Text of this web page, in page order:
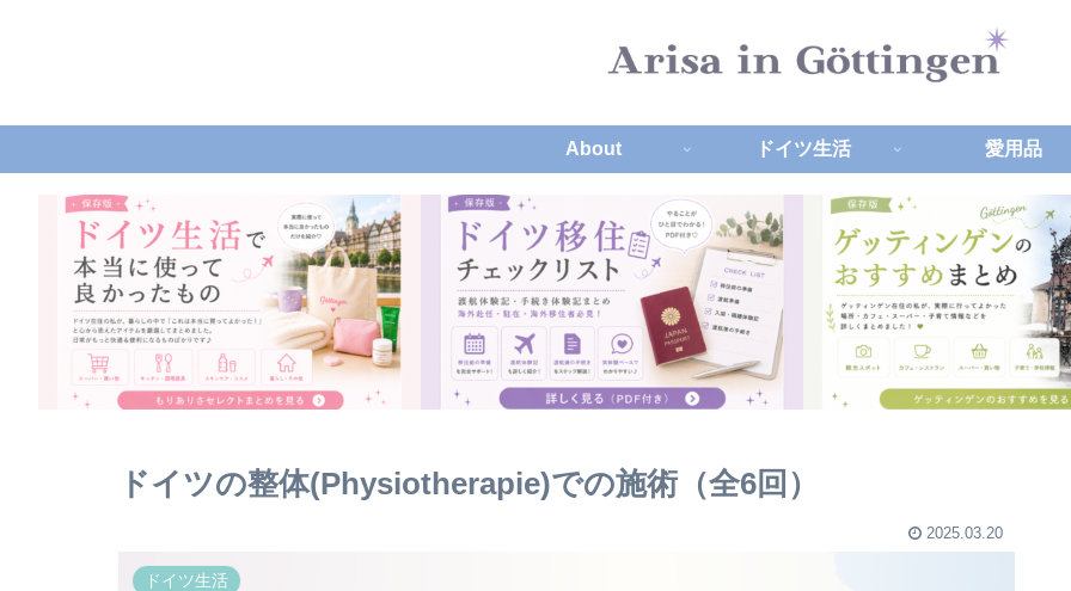
About ドイツ生活 愛用品
ドイツの整体(Physiotherapie)での施術（全6回）
2025.03.20
ドイツ生活